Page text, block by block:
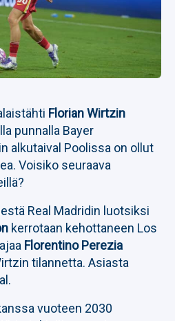
Florian Wirtzin
punnalla Bayer
alkutaival Poolissa on ollut
Voisiko seuraava
Real Madridin luotsiksi
kerrotaan kehottaneen Los
Florentino Perezia
tilannetta. Asiasta
vuoteen 2030